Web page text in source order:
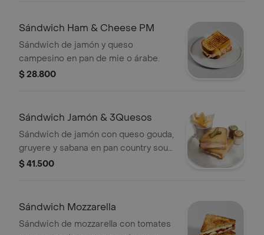
Sándwich Ham & Cheese PM
Sándwich de jamón y queso
campesino en pan de mie o árabe.
$ 28.800
Sándwich Jamón & 3Quesos
Sándwich de jamón con queso gouda,
gruyere y sabana en pan country sour.
Incluye papas fritas y pepinillos.
$ 41.500
Sándwich Mozzarella
Sándwich de mozzarella con tomates